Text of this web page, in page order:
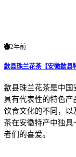
2年前
歙县珠兰花茶【安徽歙县
歙县珠兰花茶是中国
具有代表性的特色产
饮食文化的不同，以
茶在安徽特产中独具
者们的喜爱。